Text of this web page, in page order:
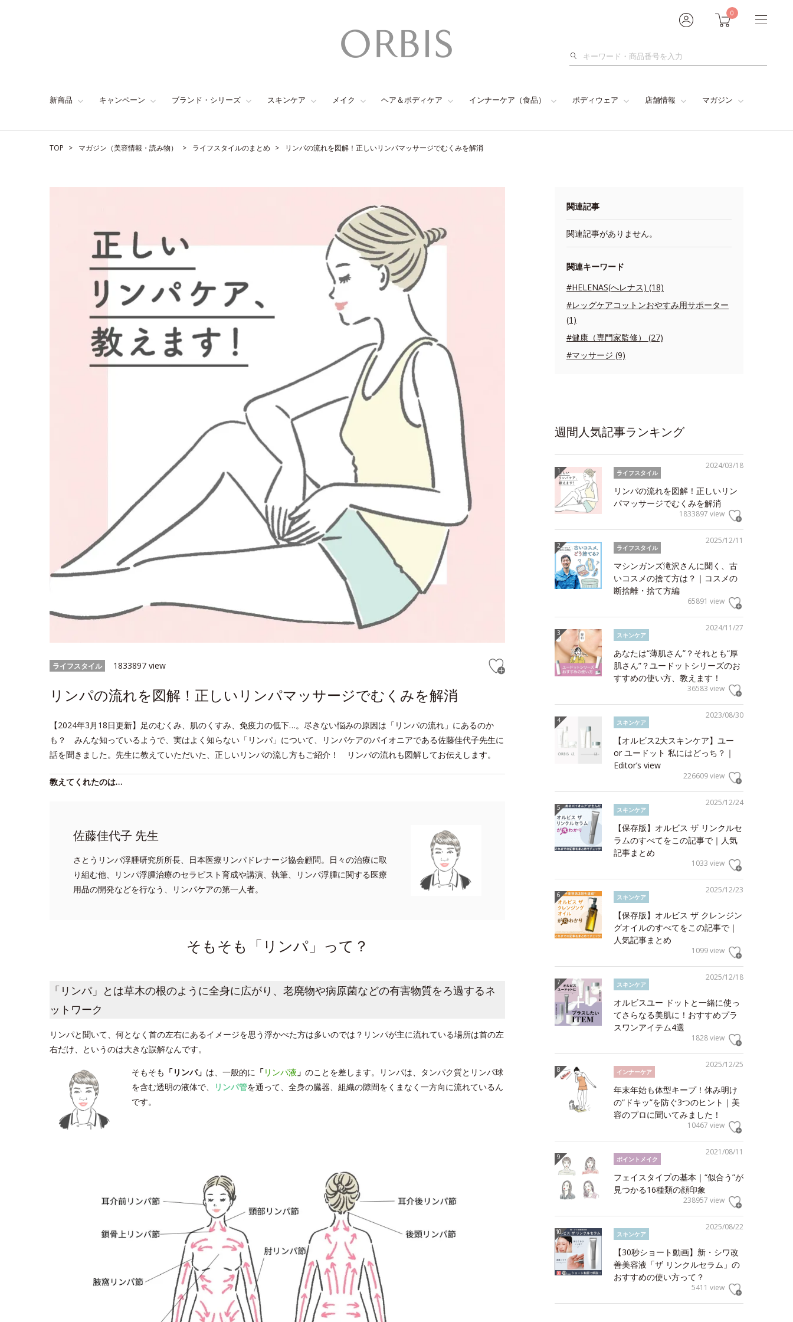
0
検
新商品 キャンペーン ブランド・シリーズ スキンケア メイク ヘア＆ボディケア インナーケア（食品） ボディウェア 店舗情報 マガジン
TOP マガジン（美容情報・読み物） ライフスタイルのまとめ リンパの流れを図解！正しいリンパマッサージでむくみを解消
ライフスタイル 1833897 view
リンパの流れを図解！正しいリンパマッサージでむくみを解消
【2024年3月18日更新】足のむくみ、肌のくすみ、免疫力の低下…。尽きない悩みの原因は「リンパの流れ」にあるのか
も？ みんな知っているようで、実はよく知らない「リンパ」について、リンパケアのパイオニアである佐藤佳代子先生に
話を聞きました。先生に教えていただいた、正しいリンパの流し方もご紹介！ リンパの流れも図解してお伝えします。
教えてくれたのは…
佐藤佳代子 先生
さとうリンパ浮腫研究所所長、日本医療リンパドレナージ協会顧問。日々の治療に取
り組む他、リンパ浮腫治療のセラピスト育成や講演、執筆、リンパ浮腫に関する医療
用品の開発などを行なう、リンパケアの第一人者。
そもそも「リンパ」って？
「リンパ」とは草木の根のように全身に広がり、老廃物や病原菌などの有害物質をろ過するネ
ットワーク
リンパと聞いて、何となく首の左右にあるイメージを思う浮かべた方は多いのでは？リンパが主に流れている場所は首の左
右だけ、というのは大きな誤解なんです。
そもそも 「リンパ」 は、一般的に 「リンパ液 」 のことを差します。リンパは、タンパク質とリンパ球
を含む透明の液体で、
リンパ管を通って、全身の臓器、組織の隙間をくまなく一方向に流れているん
です。
関連記事
関連記事がありません。
関連キーワード
#HELENAS(へレナス) (18)
#レッグケアコットンおやすみ用サポーター
(1)
#健康（専門家監修） (27)
#マッサージ (9)
週間人気記事ランキング
2024/03/18
ライフスタイル
リンパの流れを図解！正しいリン
パマッサージでむくみを解消
1833897 view
2025/12/11
ライフスタイル
マシンガンズ滝沢さんに聞く、古
いコスメの捨て方は？｜コスメの
断捨離・捨て方編
65891 view
2024/11/27
スキンケア
あなたは“薄肌さん”？それとも“厚
肌さん”？ユードットシリーズのお
すすめの使い方、教えます！
36583 view
2023/08/30
スキンケア
【オルビス2大スキンケア】ユー
or ユードット 私にはどっち？｜
Editor’s view
226609 view
2025/12/24
スキンケア
【保存版】オルビス ザ リンクルセ
ラムのすべてをこの記事で｜人気
記事まとめ
1033 view
2025/12/23
スキンケア
【保存版】オルビス ザ クレンジン
グオイルのすべてをこの記事で｜
人気記事まとめ
1099 view
2025/12/18
スキンケア
オルビスユー ドットと一緒に使っ
てさらなる美肌に！おすすめプラ
スワンアイテム4選
1828 view
2025/12/25
インナーケア
年末年始も体型キープ！休み明け
の“ドキッ”を防ぐ3つのヒント｜美
容のプロに聞いてみました！
10467 view
2021/08/11
ポイントメイク
フェイスタイプの基本｜“似合う”が
見つかる16種類の顔印象
238957 view
2025/08/22
スキンケア
【30秒ショート動画】新・シワ改
善美容液「ザ リンクルセラム」の
おすすめの使い方って？
5411 view